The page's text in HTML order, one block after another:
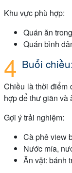
Khu vực phù hợp:
Quán ăn
Quán bình
Buổi
Chiều là thời điểm
hợp để thư giãn và
Gợi ý trải nghiệm:
Cà phê view
Nước mía,
Ăn vặt: bánh